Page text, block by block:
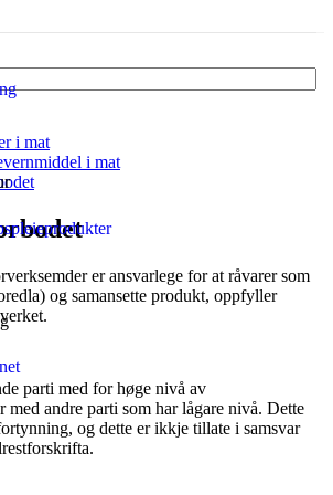
i mat
i mat
er ansvarlege for at råvarer som
og samansette produkt, oppfyller
parti med for høge nivå av
med andre parti som har lågare nivå. Dette
og dette er ikkje tillate i samsvar